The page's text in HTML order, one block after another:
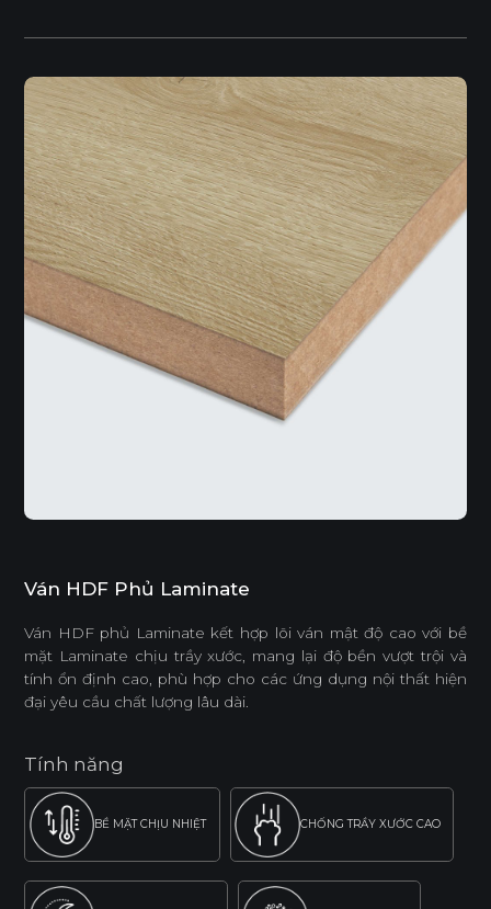
Ván HDF Phủ Laminate
Ván HDF phủ Laminate kết hợp lõi ván mật độ cao với bề
mặt Laminate chịu trầy xước, mang lại độ bền vượt trội và
tính ổn định cao, phù hợp cho các ứng dụng nội thất hiện
đại yêu cầu chất lượng lâu dài.
Tính năng
BỀ MẶT CHỊU NHIỆT CHỐNG TRẦY XƯỚC CAO